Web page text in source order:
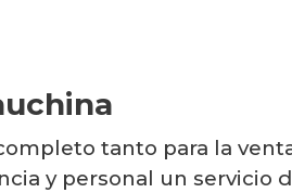
tanto para la
y personal un servicio